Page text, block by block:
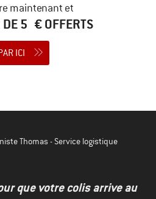
maintenant et
DE 5 € OFFERTS
ICI
Thomas - Service logistique
que votre colis arrive au